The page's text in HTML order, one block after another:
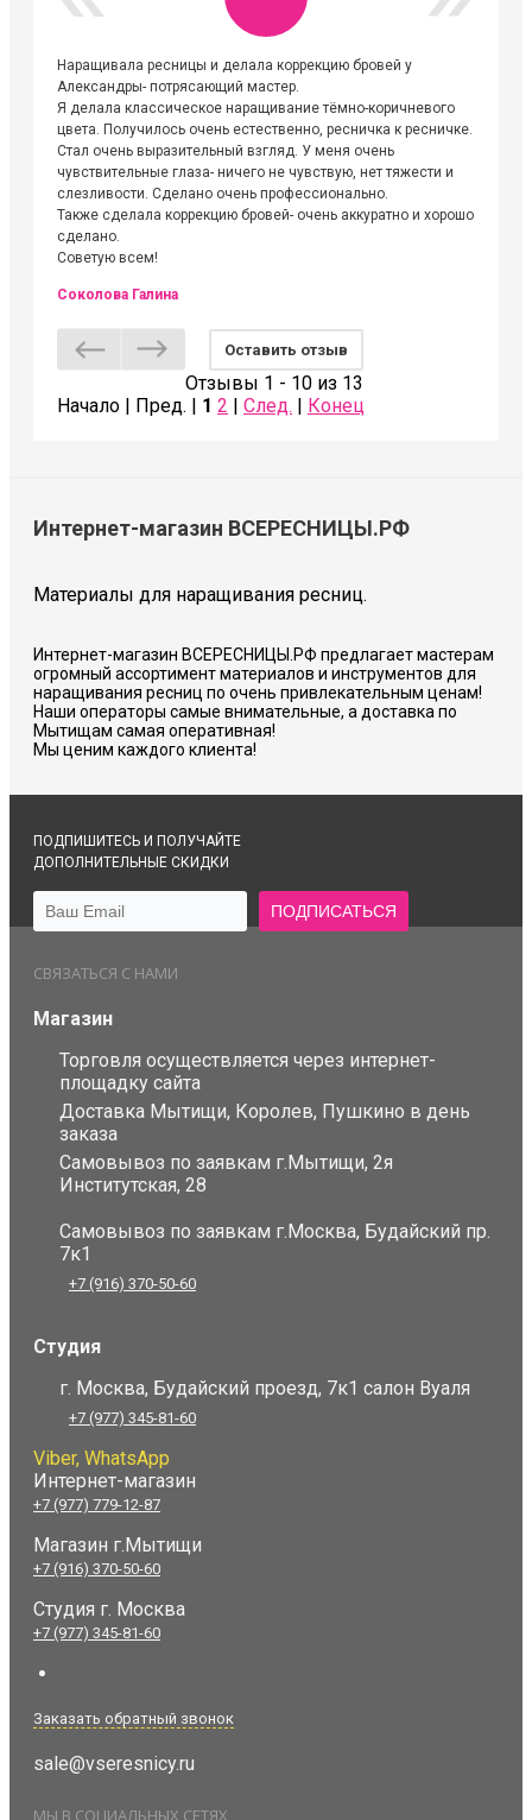
Наращивала ресницы и делала коррекцию бровей у
Александры- потрясающий мастер.
Я делала классическое наращивание тёмно-коричневого
цвета. Получилось очень естественно, ресничка к ресничке.
Стал очень выразительный взгляд. У меня очень
чувствительные глаза- ничего не чувствую, нет тяжести и
слезливости. Сделано очень профессионально.
Также сделала коррекцию бровей- очень аккуратно и хорошо
сделано.
Советую всем!
Соколова Галина
Оставить отзыв
Отзывы 1 - 10 из 13
Начало | Пред. | 1 2 | След. | Конец
Интернет-магазин ВСЕРЕСНИЦЫ.РФ
Материалы для наращивания ресниц.
Интернет-магазин ВСЕРЕСНИЦЫ.РФ предлагает мастерам
огромный ассортимент материалов и инструментов для
наращивания ресниц по очень привлекательным ценам!
Наши операторы самые внимательные, а доставка по
Мытищам самая оперативная!
Мы ценим каждого клиента!
ПОДПИШИТЕСЬ И ПОЛУЧАЙТЕ
ДОПОЛНИТЕЛЬНЫЕ СКИДКИ
СВЯЗАТЬСЯ С НАМИ
Магазин
Торговля осуществляется через интернет-
площадку сайта
Доставка Мытищи, Королев, Пушкино в день
заказа
Самовывоз по заявкам г.Мытищи, 2я
Институтская, 28
Самовывоз по заявкам г.Москва, Будайский пр.
7к1
+7 (916) 370-50-60
Студия
г. Москва, Будайский проезд, 7к1 салон Вуаля
+7 (977) 345-81-60
Viber, WhatsApp
Интернет-магазин
+7 (977) 779-12-87
Магазин г.Мытищи
+7 (916) 370-50-60
Студия г. Москва
+7 (977) 345-81-60
Заказать обратный звонок
sale@vseresnicy.ru
МЫ В СОЦИАЛЬНЫХ СЕТЯХ